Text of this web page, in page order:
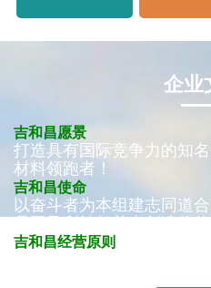
企业
吉和昌愿景
打造具有国际竞争力的知
材料领跑者！
吉和昌使命
以奋斗者为本组建志同道
吉和昌经营原则